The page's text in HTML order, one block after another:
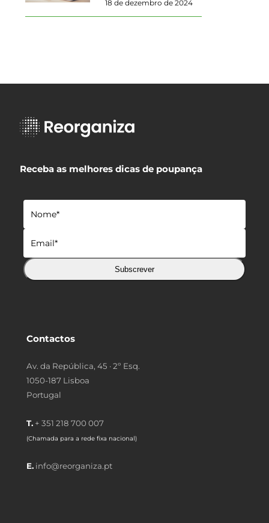
18 de dezembro de 2024
Receba as melhores dicas de poupança
Subscrever
Contactos
Av. da República, 45 · 2º Esq.
1050-187 Lisboa
Portugal
T. + 351 218 700 007
(Chamada para a rede fixa nacional)
E. info@reorganiza.pt